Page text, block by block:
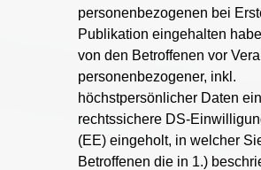
personenbezogenen bei
Publikation eingehalten
von den Betroffenen vor
personenbezogener, inkl.
höchstpersönlicher Daten
rechtssichere DS-
(EE) eingeholt, in welcher
Betroffenen die in 1.)